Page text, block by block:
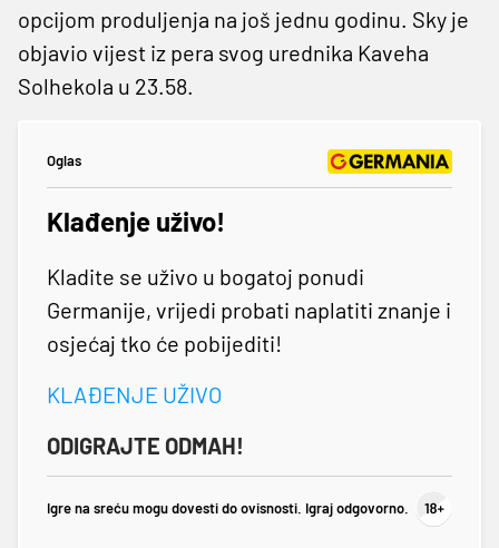
opcijom produljenja na još jednu godinu. Sky je
objavio vijest iz pera svog urednika Kaveha
Solhekola u 23.58.
Oglas
Klađenje uživo!
Kladite se uživo u bogatoj ponudi
Germanije, vrijedi probati naplatiti znanje i
osjećaj tko će pobijediti!
KLAĐENJE UŽIVO
ODIGRAJTE ODMAH!
Igre na sreću mogu dovesti do ovisnosti. Igraj odgovorno.